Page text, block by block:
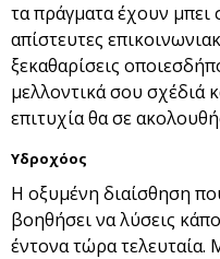
τα πράγματα έχουν μπει
απίστευτες
ξεκαθαρίσεις
μελλοντικά σου σχέδιά
επιτυχία θα σε
Υδροχόος
Η οξυμένη διαίσθηση
βοηθήσει να λύσεις
έντονα τώρα τελευταία.